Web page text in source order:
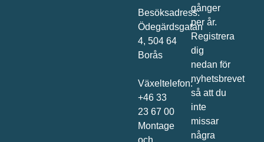
Besöksadress:
Ödegärdsgatan
4, 504 64
Borås
Växeltelefon:
+46 33
23 67 00
Montage
gånger
per år.
Registrera
dig
nedan för
nyhetsbrevet
så att du
inte
missar
några